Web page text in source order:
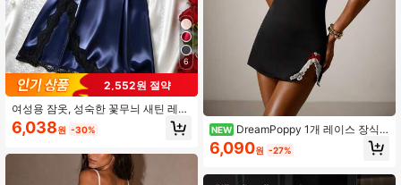
6
2,552원 절약
여성용 잠옷, 성숙한 꽃무늬 새틴 레이
스 트림 잠옷 드레스, V넥 크로스 오픈
백 스파게티 스트랩 슬립 드레스, 편안
6,038원 -30% NEW DreamPoppy 1개 레이스 장식
된 리본 프론트 슬릿 헴 캐미 나이트
가운
6,090원 -27%